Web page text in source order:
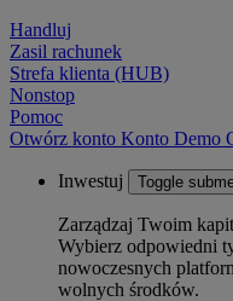
Handluj
Zasil rachunek
Strefa klienta (HUB)
Nonstop
Pomoc
Otwórz konto Konto Demo
Inwestuj Toggle
Zarządzaj Twoim
Wybierz odpowiedni
nowoczesnych
wolnych środków.